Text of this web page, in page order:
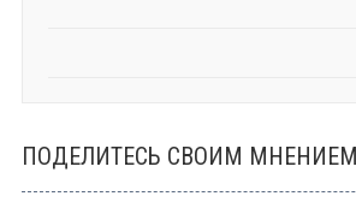
ПОДЕЛИТЕСЬ СВОИМ МНЕНИЕМ